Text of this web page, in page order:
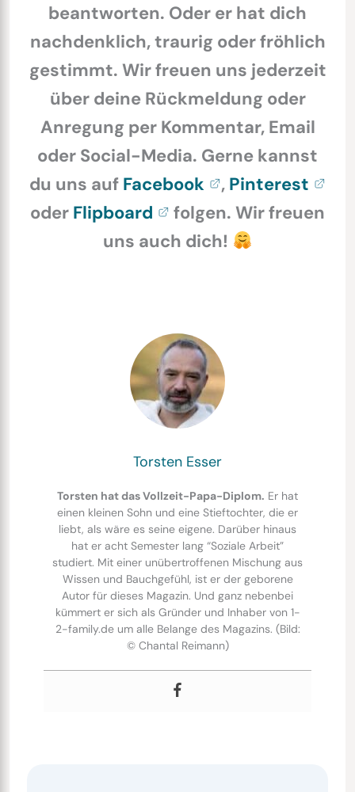
beantworten. Oder er hat dich
nachdenklich, traurig oder fröhlich
gestimmt. Wir freuen uns jederzeit
über deine Rückmeldung oder
Anregung per Kommentar, Email
oder Social-Media. Gerne kannst
du uns auf Facebook , Pinterest
oder Flipboard
folgen. Wir freuen
uns auch dich!
Torsten Esser
Torsten hat das Vollzeit-Papa-Diplom. Er hat
einen kleinen Sohn und eine Stieftochter, die er
liebt, als wäre es seine eigene. Darüber hinaus
hat er acht Semester lang “Soziale Arbeit”
studiert. Mit einer unübertroffenen Mischung aus
Wissen und Bauchgefühl, ist er der geborene
Autor für dieses Magazin. Und ganz nebenbei
kümmert er sich als Gründer und Inhaber von 1-
2-family.de um alle Belange des Magazins. (Bild:
© Chantal Reimann)